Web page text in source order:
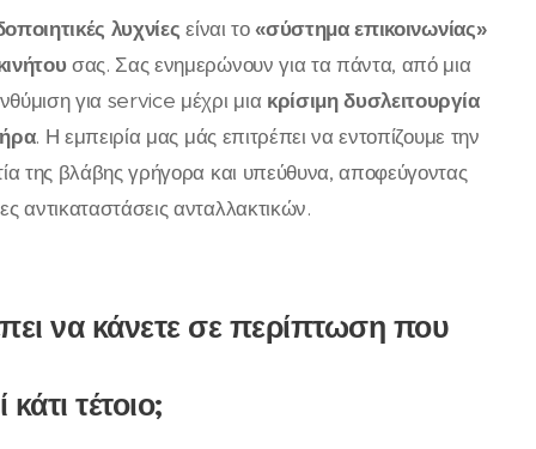
λυχνίες είναι το«σύστημα επικοινωνίας»
σας. Σας ενημερώνουν για τα πάντα, από μια
για service μέχρι μια κρίσιμη δυσλειτουργία
. Η εμπειρία μας μάς επιτρέπει να εντοπίζουμε την
της βλάβης γρήγορα και υπεύθυνα, αποφεύγοντας
αντικαταστάσεις ανταλλακτικών.
να κάνετε σε περίπτωση που
τέτοιο;